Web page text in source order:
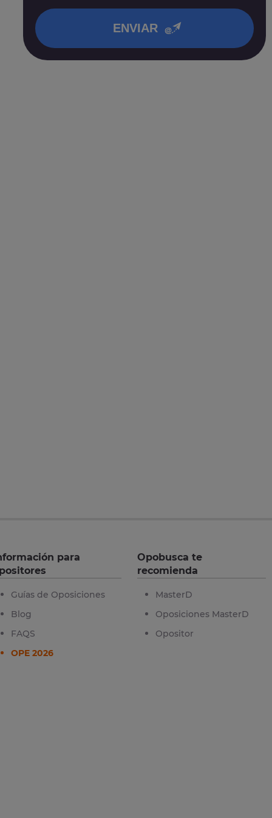
ENVIAR
para
Guías de Oposiciones
Blog
FAQS
OPE 2026
Opobusca te
recomienda
MasterD
Oposiciones MasterD
Opositor